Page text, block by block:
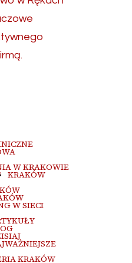
W KRAKOWIE
KRAKÓW
W SIECI
KRAKÓW